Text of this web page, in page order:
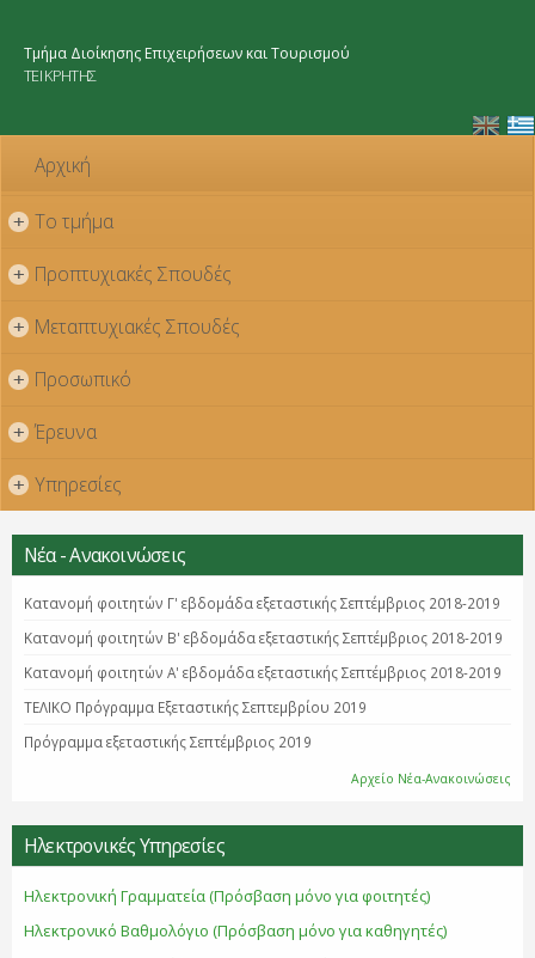
κυρίως
Τμήμα Διοίκησης Επιχειρήσεων και Τουρισμού
ΤΕΙ ΚΡΗΤΗΣ
Αρχική
+ Το τμήμα
+ Προπτυχιακές Σπουδές
+ Μεταπτυχιακές Σπουδές
+ Προσωπικό
+ Έρευνα
+ Υπηρεσίες
Νέα - Ανακοινώσεις
Κατανομή φοιτητών Γ' εβδομάδα εξεταστικής Σεπτέμβριος 2018-2019
Κατανομή φοιτητών B' εβδομάδα εξεταστικής Σεπτέμβριος 2018-2019
Κατανομή φοιτητών Α' εβδομάδα εξεταστικής Σεπτέμβριος 2018-2019
ΤΕΛΙΚΟ Πρόγραμμα Εξεταστικής Σεπτεμβρίου 2019
Πρόγραμμα εξεταστικής Σεπτέμβριος 2019
Αρχείο Νέα-Ανακοινώσεις
Ηλεκτρονικές Υπηρεσίες
Ηλεκτρονική Γραμματεία (Πρόσβαση μόνο για φοιτητές)
Ηλεκτρονικό Βαθμολόγιο (Πρόσβαση μόνο για καθηγητές)